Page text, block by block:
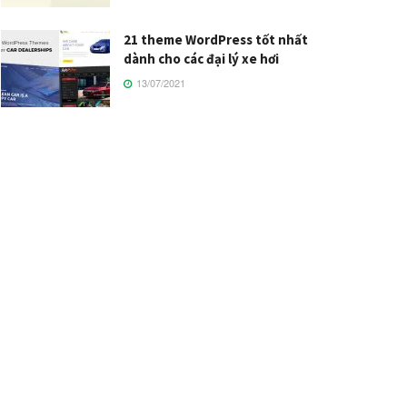
21 theme WordPress tốt nhất
dành cho các đại lý xe hơi
13/07/2021